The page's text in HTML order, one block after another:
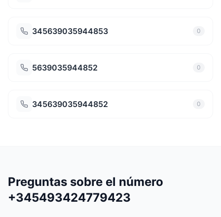
345639035944853 0
5639035944852 0
345639035944852 0
Preguntas sobre el número
+345493424779423